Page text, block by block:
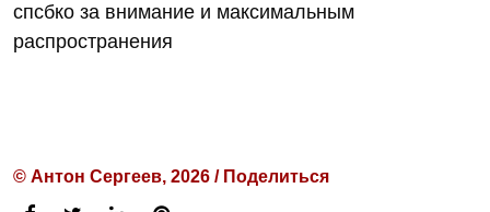
спсбко за внимание и максимальным
распространения
© Антон Сергеев, 2026 / Поделиться